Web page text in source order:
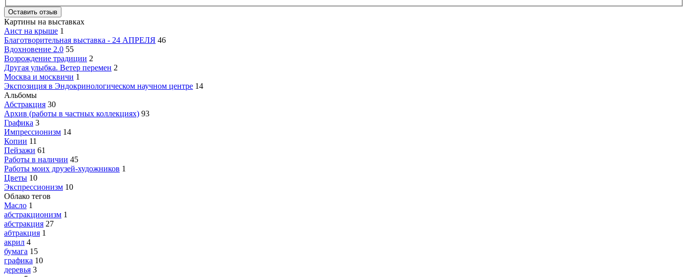
Картины на выставках
Аист на крыше 1
Благотворительная выставка - 24 АПРЕЛЯ 46
Вдохновение 2.0 55
Возрождение традиции 2
Другая улыбка. Ветер перемен 2
Москва и москвичи 1
Экспозиция в Эндокринологическом научном центре 14
Альбомы
Абстракция 30
Архив (работы в частных коллекциях) 93
Графика 3
Импрессионизм 14
Копии 11
Пейзажи 61
Работы в наличии 45
Работы моих друзей-художников 1
Цветы 10
Экспрессионизм 10
Облако тегов
Масло 1
абстракционизм 1
абстракция 27
абтракция 1
акрил 4
бумага 15
графика 10
деревья 3